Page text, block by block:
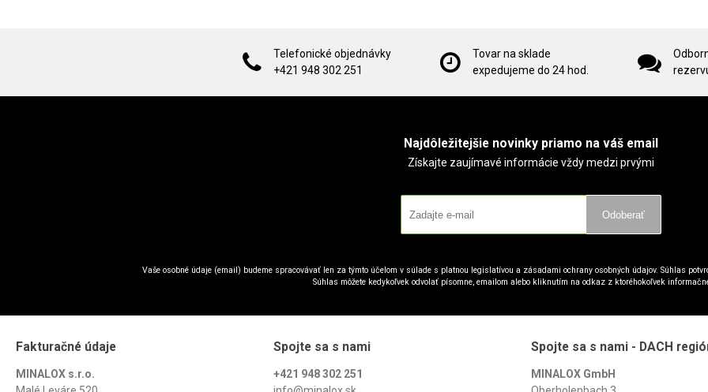
Telefonické objednávky
+421 948 302 251
Tovar na sklade
expedujeme do 24 hod.
Najdôležitejšie novinky priamo na váš email
Získajte zaujímavé informácie vždy medzi prvými
Odoberať
Vaše osobné údaje (email) budeme spracovávať len za týmto účelom v súlade s platnou legislatívou a zásadami ochrany osobných údajov. Súhlas
Súhlas môžete kedykoľvek odvolať písomne, emailom alebo kliknutím na odkaz z ktoréhokoľvek
Fakturačné údaje
MINALOX s.r.o.
Spojte sa s nami
+421 948 302 251
Spojte sa s nami - DACH
MINALOX GmbH